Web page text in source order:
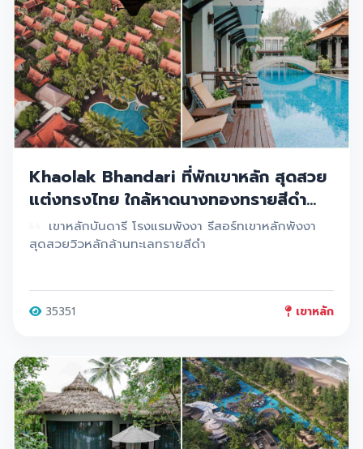
Khaolak Bhandari ที่พักเขาหลัก สุดสวย
แต่งทรงไทย ใกล้หาดนางทองทรายสีดำ
สไตล์สุดสวยไม่เหมือนใคร พังงา
เขาหลักบันดารี โรงแรมพังงา รีสอร์ทเขาหลักพังงา
สุดสวยวิวหลักล้านทะเลทรายสีดำ
35351 เขาหลัก